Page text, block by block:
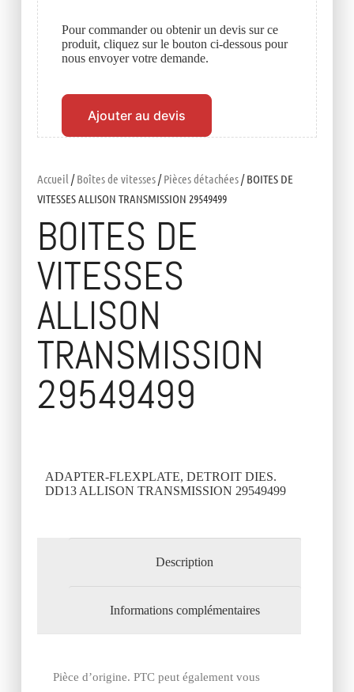
Accueil /Boîtes de vitesses/Pièces détachées/ BOITES DE
VITESSES ALLISON TRANSMISSION 29549499
BOITES DE
VITESSES
ALLISON
TRANSMISSION
29549499
ADAPTER-FLEXPLATE, DETROIT DIES.
DD13 ALLISON TRANSMISSION 29549499
Description
Informations complémentaires
Pièce d’origine. PTC peut également vous
Pour commander ou obtenir un devis sur ce
produit, cliquez sur le bouton ci-dessous pour
nous envoyer votre demande.
Ajouter au devis